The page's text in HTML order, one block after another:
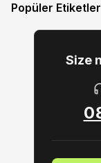
Popüler Etiketler
Size